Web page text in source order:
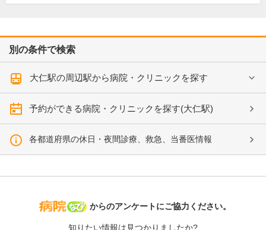
別の条件で検索
大仁駅の周辺駅から病院・クリニックを探す
予約ができる病院・クリニックを探す(大仁駅)
各都道府県の休日・夜間診療、救急、当番医情報
病院なび
からのアンケートにご協力ください。
知りたい情報は見つかりましたか?